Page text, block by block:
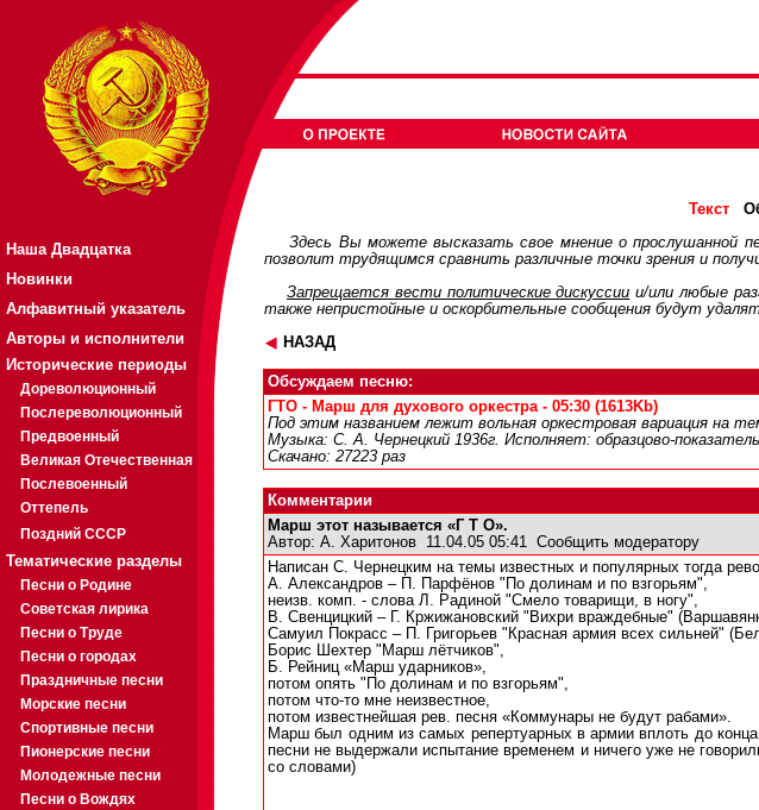
Наша Двадцатка
Новинки
Алфавитный указатель
Авторы и исполнители
Исторические периоды
Дореволюционный
Послереволюционный
Предвоенный
Великая Отечественная
Послевоенный
Оттепель
Поздний СССР
Тематические разделы
Песни о Родине
Советская лирика
Песни о Труде
Песни о городах
Праздничные песни
Морские песни
Спортивные песни
Пионерские песни
Молодежные песни
Песни о Вождях
Текст
Здесь Вы можете высказать свое мнение о прослушанной
позволит трудящимся сравнить различные точки зрения и
Запрещается вести политические дискуcсии и/или любые
также непристойные и оскорбительные сообщения будут
НАЗАД
Обсуждаем песню:
ГТО - Марш для духового оркестра - 05:30 (1613Kb)
Под этим названием лежит вольная оркестровая вариация на
Музыка: С. А. Чернецкий 1936г. Исполняет: образцово-
Скачано: 27223 раз
Комментарии
Марш этот называется «Г Т О».
Автор: А. Харитонов 11.04.05 05:41 Сообщить модератору
Написан С. Чернецким на темы известных и популярных тогда
А. Александров – П. Парфёнов "По долинам и по взгорьям",
неизв. комп. - слова Л. Радиной "Смело товарищи, в ногу",
В. Свенцицкий – Г. Кржижановский "Вихри враждебные"
Самуил Покрасс – П. Григорьев "Красная армия всех сильней"
Борис Шехтер "Марш лётчиков",
Б. Рейниц «Марш ударников»,
потом опять "По долинам и по взгорьям",
потом что-то мне неизвестное,
потом известнейшая рев. песня «Коммунары не будут рабами».
Марш был одним из самых репертуарных в армии вплоть до
песни не выдержали испытание временем и ничего уже не
со словами)